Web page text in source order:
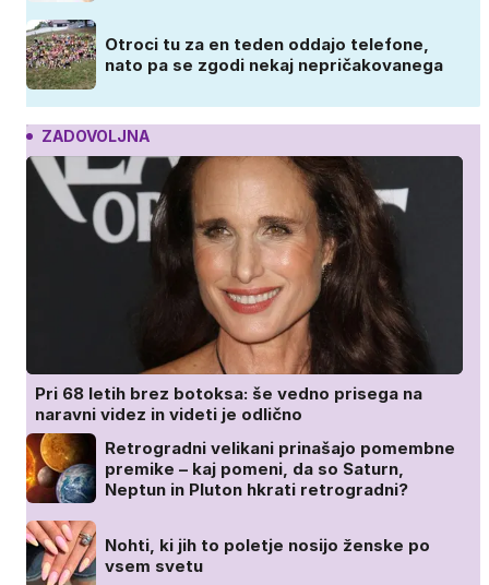
Otroci tu za en teden oddajo telefone,
nato pa se zgodi nekaj nepričakovanega
ZADOVOLJNA
Pri 68 letih brez botoksa: še vedno prisega na
naravni videz in videti je odlično
Retrogradni velikani prinašajo pomembne
premike – kaj pomeni, da so Saturn,
Neptun in Pluton hkrati retrogradni?
Nohti, ki jih to poletje nosijo ženske po
vsem svetu